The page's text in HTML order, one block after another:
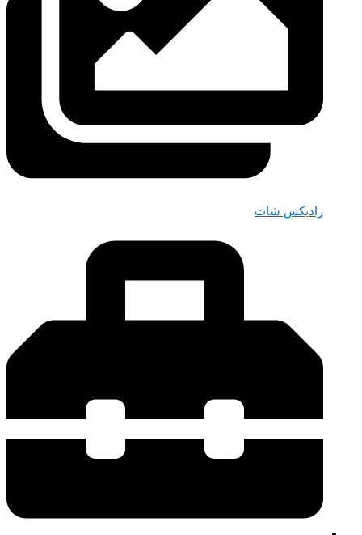
رادیکس شات